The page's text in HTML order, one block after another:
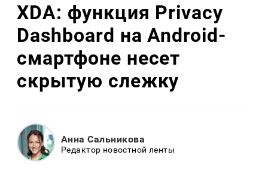
XDA: функция Privacy
Dashboard на Android-
смартфоне несет
скрытую слежку
Анна Сальникова
Редактор новостной ленты